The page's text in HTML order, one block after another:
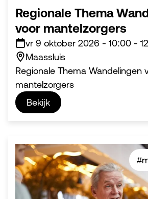
Regionale Thema
voor mantelzorgers
vr 9 oktober 2026 - 10:00 -
Maassluis
Regionale Thema Wandelingen
mantelzorgers
Bekijk